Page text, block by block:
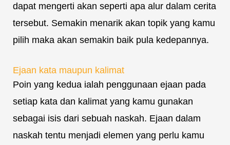
dapat mengerti akan seperti apa alur dalam cerita
tersebut. Semakin menarik akan topik yang kamu
pilih maka akan semakin baik pula kedepannya.
Ejaan kata maupun kalimat
Poin yang kedua ialah penggunaan ejaan pada
setiap kata dan kalimat yang kamu gunakan
sebagai isis dari sebuah naskah. Ejaan dalam
naskah tentu menjadi elemen yang perlu kamu